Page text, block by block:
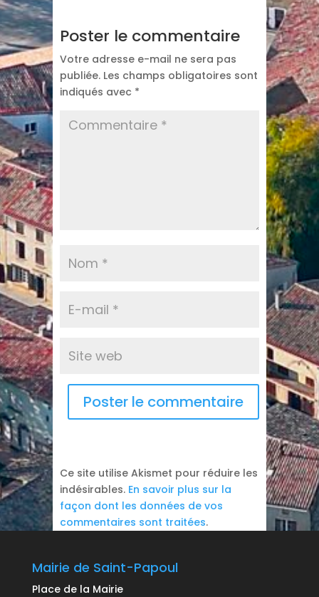
Poster le commentaire
Votre adresse e-mail ne sera pas
publiée. Les champs obligatoires sont
indiqués avec *
Ce site utilise Akismet pour réduire les
indésirables. En savoir plus sur la
façon dont les données de vos
commentaires sont traitées.
Mairie de Saint-Papoul
Place de la Mairie